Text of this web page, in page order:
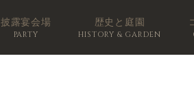
披露宴会場
PARTY
歴史と庭園
HISTORY & GARDEN